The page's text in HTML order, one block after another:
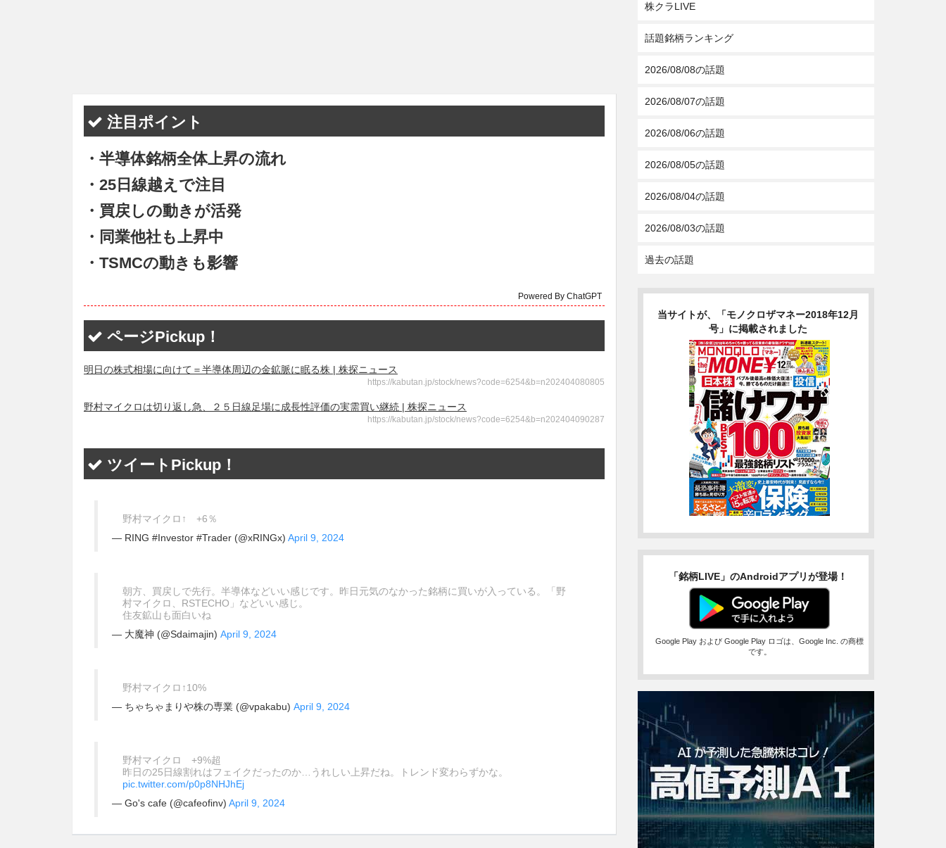
注目ポイント
・半導体銘柄全体上昇の流れ
・25日線越えで注目
・買戻しの動きが活発
・同業他社も上昇中
・TSMCの動きも影響
Powered By ChatGPT
ページPickup！
明日の株式相場に向けて＝半導体周辺の金鉱脈に眠る株 | 株探ニュース
https://kabutan.jp/stock/news?code=6254&b=n202404080805
野村マイクロは切り返し急、２５日線足場に成長性評価の実需買い継続 | 株探ニュース
https://kabutan.jp/stock/news?code=6254&b=n202404090287
ツイートPickup！
野村マイクロ↑ +6％
— RING #Investor #Trader (@xRINGx) April 9, 2024
朝方、買戻しで先行。半導体などいい感じです。昨日元気のなかった銘柄に買いが入っている。「野
村マイクロ、RSTECHO」などいい感じ。
住友鉱山も面白いね
— 大魔神 (@Sdaimajin) April 9, 2024
野村マイクロ↑10%
— ちゃちゃまりや株の専業 (@vpakabu) April 9, 2024
野村マイクロ +9%超
昨日の25日線割れはフェイクだったのか…うれしい上昇だね。トレンド変わらずかな。
pic.twitter.com/p0p8NHJhEj
— Go's cafe (@cafeofinv) April 9, 2024
株クラLIVE
話題銘柄ランキング
2026/08/08の話題
2026/08/07の話題
2026/08/06の話題
2026/08/05の話題
2026/08/04の話題
2026/08/03の話題
過去の話題
当サイトが、「モノクロザマネー2018年12月
号」に掲載されました
「銘柄LIVE」のAndroidアプリが登場！
Google Play および Google Play ロゴは、Google Inc. の商標
です。